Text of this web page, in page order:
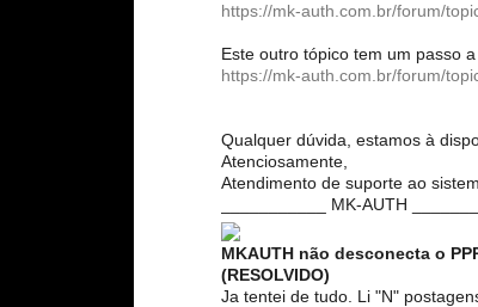
https://mk-auth.com.br/forum/
Este outro tópico tem um passo
https://mk-auth.com.br/forum/
Qualquer dúvida, estamos à
Atenciosamente,
Atendimento de suporte ao
___________ MK-AUTH
MKAUTH não desconecta o
(RESOLVIDO)
Ja tentei de tudo. Li "N"